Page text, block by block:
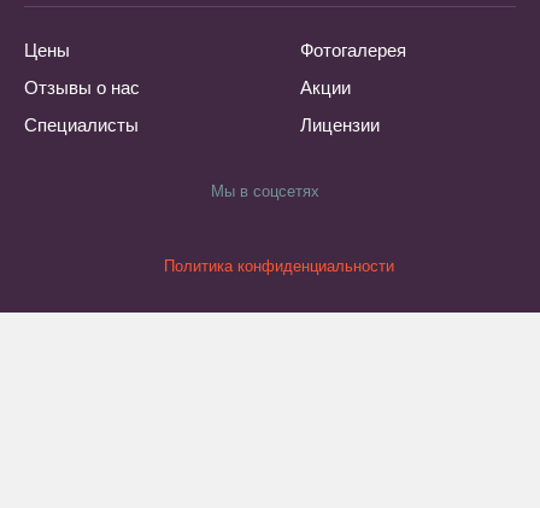
Цены
Отзывы о нас
Специалисты
Фотогалерея
Акции
Лицензии
Мы в соцсетях
Политика конфиденциальности